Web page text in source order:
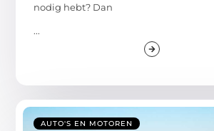
nodig hebt? Dan
...
AUTO'S EN MOTOREN